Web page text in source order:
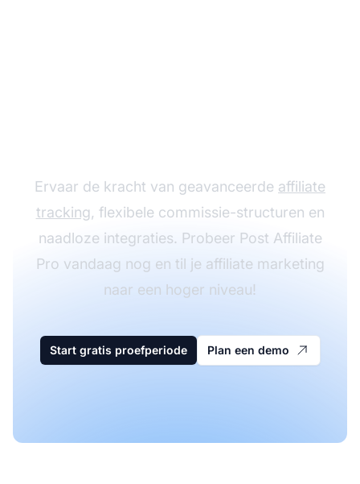
Ervaar de kracht van geavanceerde affiliate
tracking, flexibele commissie-structuren en
naadloze integraties. Probeer Post Affiliate
Pro vandaag nog en til je affiliate marketing
naar een hoger niveau!
Start gratis proefperiode Plan een demo